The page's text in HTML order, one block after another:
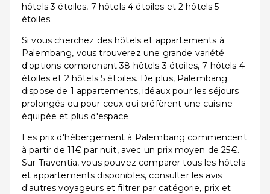
hôtels 3 étoiles, 7 hôtels 4 étoiles et 2 hôtels 5
étoiles.
Si vous cherchez des hôtels et appartements à
Palembang, vous trouverez une grande variété
d'options comprenant 38 hôtels 3 étoiles, 7 hôtels 4
étoiles et 2 hôtels 5 étoiles. De plus, Palembang
dispose de 1 appartements, idéaux pour les séjours
prolongés ou pour ceux qui préfèrent une cuisine
équipée et plus d'espace.
Les prix d'hébergement à Palembang commencent
à partir de 11€ par nuit, avec un prix moyen de 25€.
Sur Traventia, vous pouvez comparer tous les hôtels
et appartements disponibles, consulter les avis
d'autres voyageurs et filtrer par catégorie, prix et